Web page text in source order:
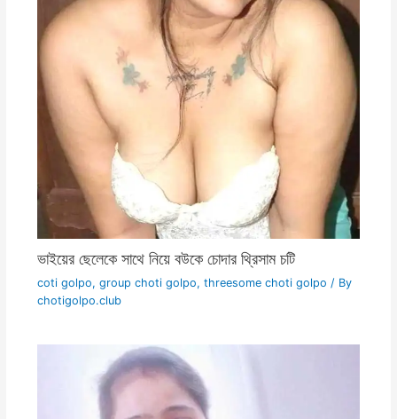
ভাইয়ের ছেলেকে সাথে নিয়ে বউকে চোদার থ্রিসাম চটি
coti golpo, group choti golpo, threesome choti golpo / By
chotigolpo.club